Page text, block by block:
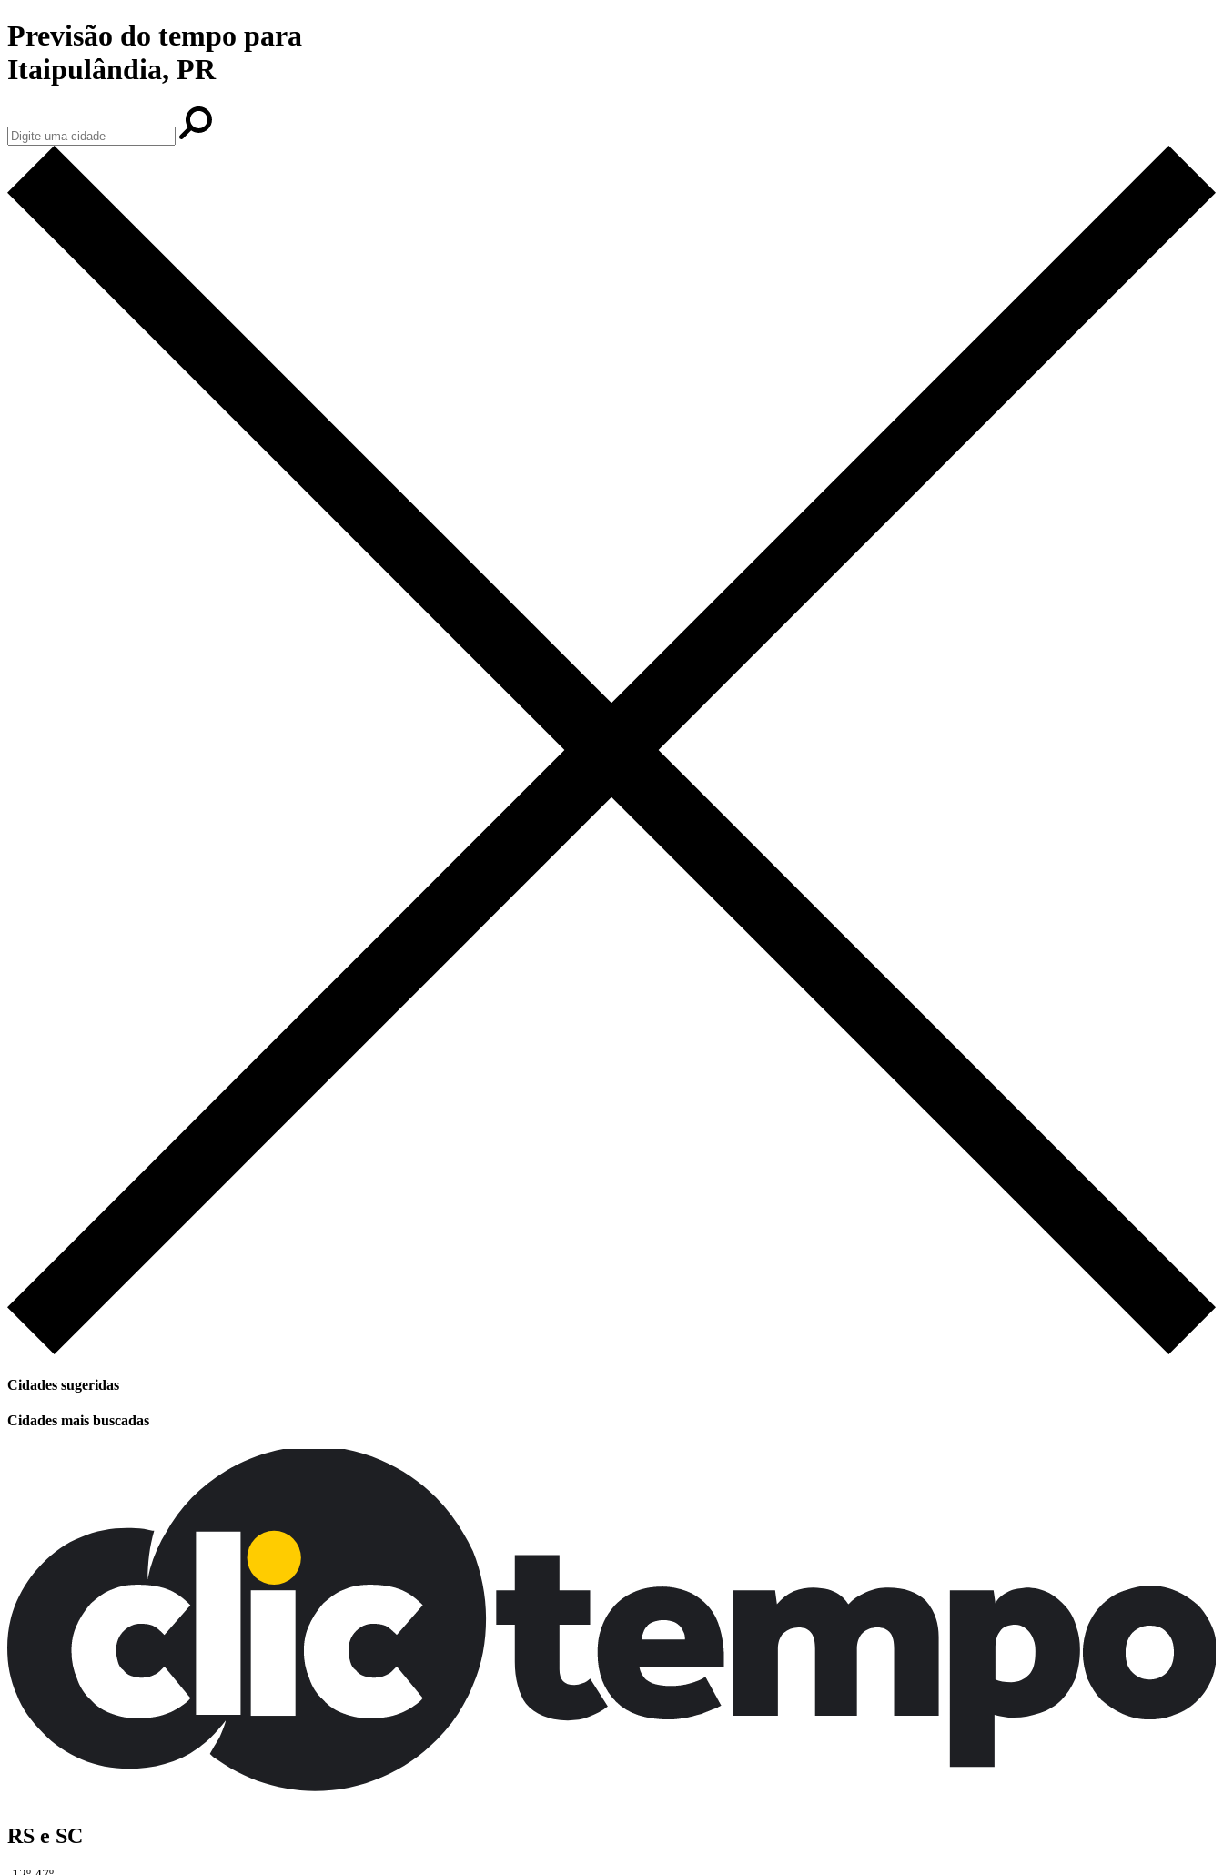
Previsão do tempo para
Itaipulândia, PR
Cidades sugeridas
Cidades mais buscadas
RS e SC